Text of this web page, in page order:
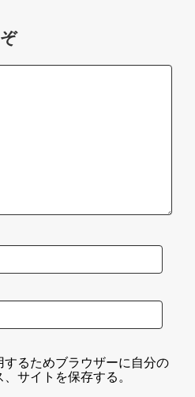
するためブラウザーに自分の
サイトを保存する。